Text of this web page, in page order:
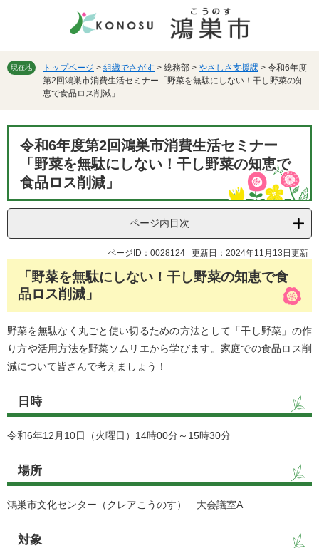
先
を
て
現在地 トップページ > 組織でさがす > 総務部 > やさしさ支援課 > 令和6年度
第2回鴻巣市消費生活セミナー「野菜を無駄にしない！干し野菜の知
恵で食品ロス削減」
令和6年度第2回鴻巣市消費生活セミナー
「野菜を無駄にしない！干し野菜の知恵で
食品ロス削減」
ページ内目次
ページID：0028124 更新日：2024年11月13日更新
「野菜を無駄にしない！干し野菜の知恵で食
品ロス削減」
野菜を無駄なく丸ごと使い切るための方法として「干し野菜」の作
り方や活用方法を野菜ソムリエから学びます。家庭での食品ロス削
減について皆さんで考えましょう！
日時
令和6年12月10日（火曜日）14時00分～15時30分
場所
鴻巣市文化センター（クレアこうのす） 大会議室A
対象